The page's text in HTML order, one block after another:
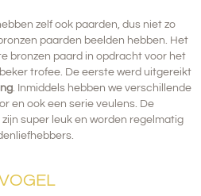
zelf ook paarden, dus niet zo
paarden beelden hebben. Het
bronzen paard in opdracht voor het
trofee. De eerste werd uitgereikt
. Inmiddels hebben we verschillende
en ook een serie veulens. De
super leuk en worden regelmatig